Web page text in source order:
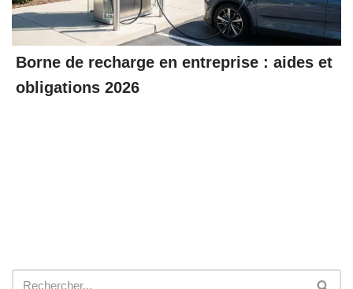
Borne de recharge en entreprise : aides et
obligations 2026